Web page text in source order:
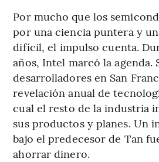
Por mucho que los
por una ciencia puntera y
difícil, el impulso cuenta.
años, Intel marcó la agenda.
desarrolladores en San
revelación anual de
cual el resto de la industria
sus productos y planes. Un
bajo el predecesor de Tan
ahorrar dinero.